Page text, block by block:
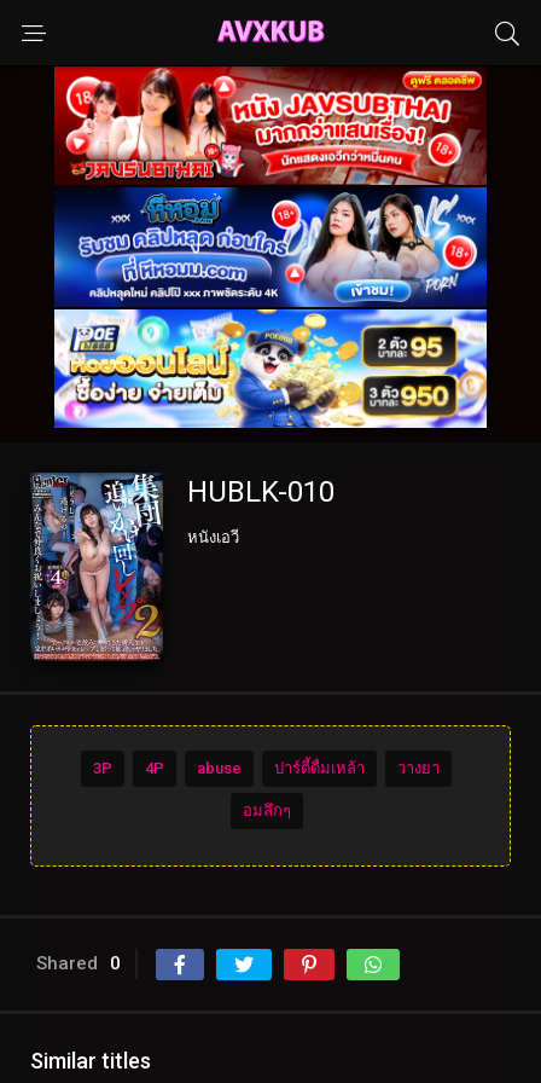
HUBLK-010
หนังเอวี
3P 4P abuse ปาร์ตี้ดื่มเหล้า วางยา
อมลึกๆ
Shared 0
Similar titles